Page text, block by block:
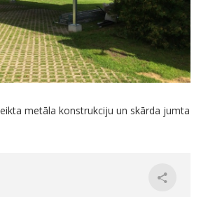
metāla konstrukciju un skārda jumta